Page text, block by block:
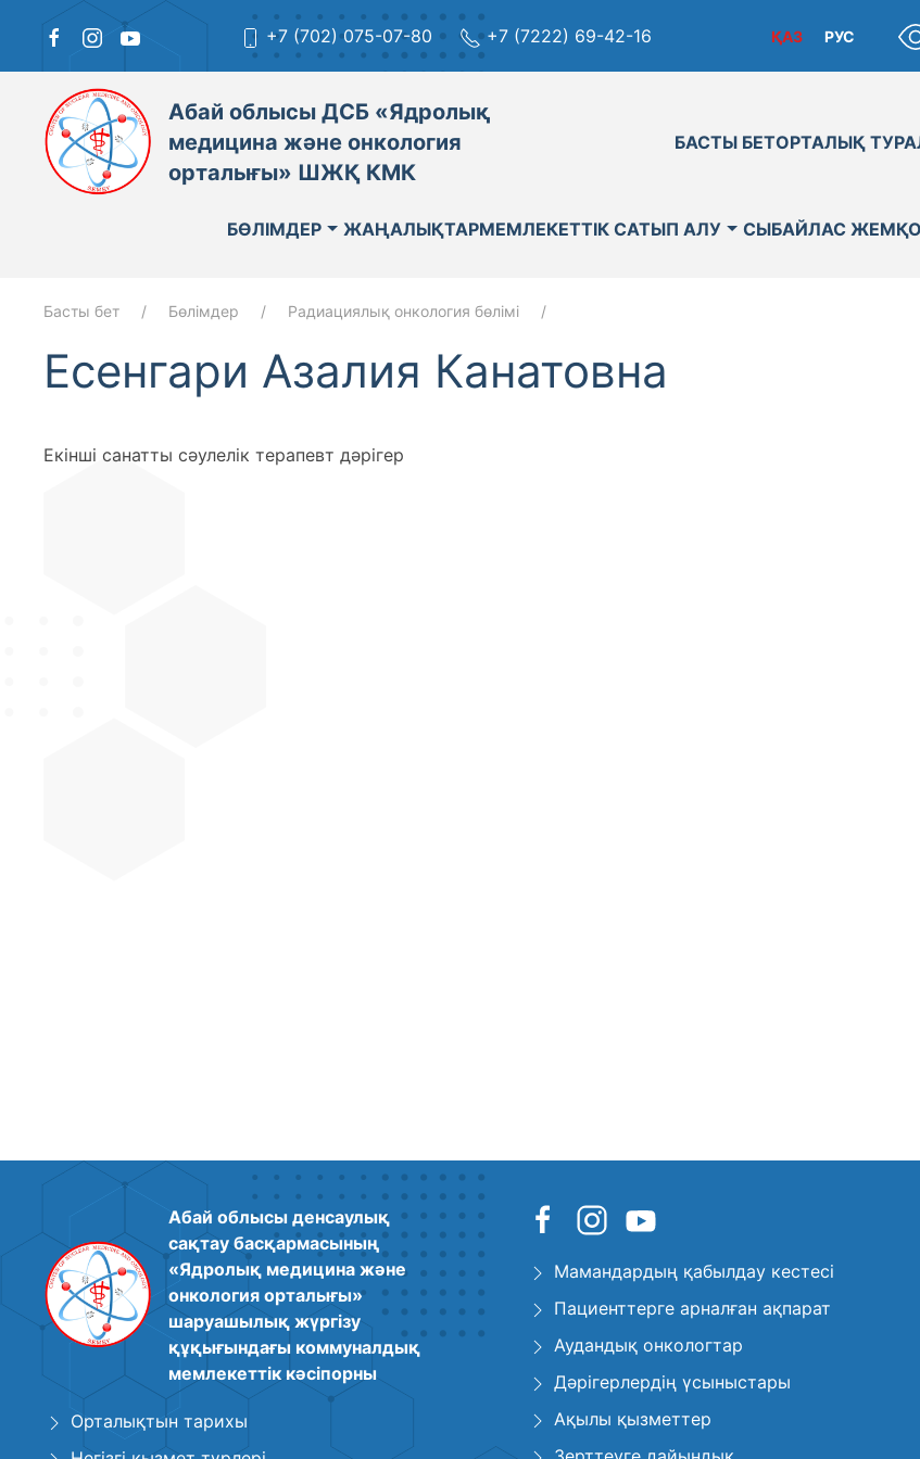
+7 (702) 075-07-80 +7 (7222) 69-42-16 РУС
ҚАЗ
Абай облысы ДСБ «Ядролық
медицина және онкология
орталығы» ШЖҚ КМК
БАСТЫ БЕТОРТАЛЫҚ
БӨЛІМДЕР ЖАҢАЛЫҚТАРМЕМЛЕКЕТТІК САТЫП АЛУ СЫБАЙЛАС
Басты бет Бөлімдер Радиациялық онкология бөлімі
Есенгари Азалия Канатовна
Екінші санатты сәулелік терапевт дәрігер
Абай облысы денсаулық
сақтау басқармасының
«Ядролық медицина және
онкология орталығы»
шаруашылық жүргізу
құқығындағы коммуналдық
мемлекеттік кәсіпорны
Орталықтын тарихы
Мамандардың қабылдау кестесі
Пациенттерге арналған ақпарат
Аудандық онкологтар
Дәрігерлердің үсыныстары
Ақылы қызметтер